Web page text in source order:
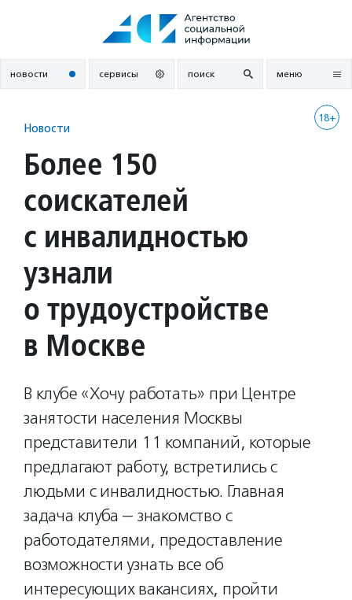
новости сервисы поиск меню
18+
Новости
Более 150
соискателей
с инвалидностью
узнали
о трудоустройстве
в Москве
В клубе «Хочу работать» при Центре
занятости населения Москвы
представители 11 компаний, которые
предлагают работу, встретились с
людьми с инвалидностью. Главная
задача клуба — знакомство с
работодателями, предоставление
возможности узнать все об
интересующих вакансиях, пройти